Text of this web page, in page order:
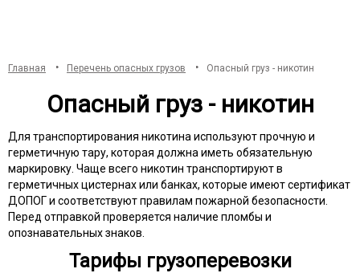
Главная Перечень опасных грузов Опасный груз - никотин
Опасный груз - никотин
Для транспортирования никотина используют прочную и
герметичную тару, которая должна иметь обязательную
маркировку. Чаще всего никотин транспортируют в
герметичных цистернах или банках, которые имеют сертификат
ДОПОГ и соответствуют правилам пожарной безопасности.
Перед отправкой проверяется наличие пломбы и
опознавательных знаков.
Тарифы грузоперевозки